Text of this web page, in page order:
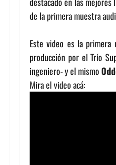
de la primera muestra
Este video es la primera
producción por el Trío
ingeniero- y el mismo
Mira el video acá: